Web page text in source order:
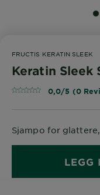
FRUCTIS KERATIN SLEEK
Keratin Sleek
0,0/5 (0
Sjampo for
LEGG